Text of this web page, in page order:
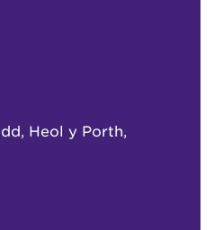
Heol y Porth,